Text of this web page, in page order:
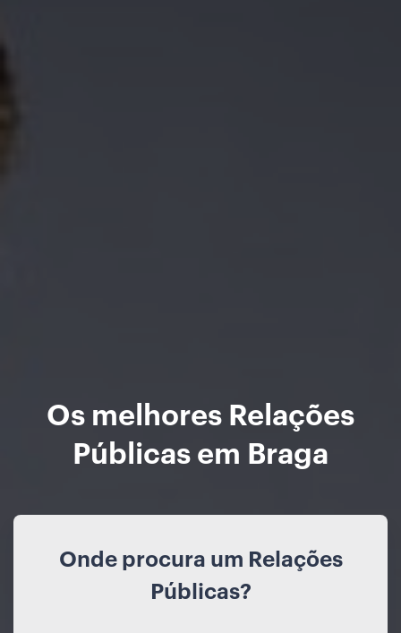
Os melhores Relações
Públicas em Braga
Onde procura um Relações
Públicas?